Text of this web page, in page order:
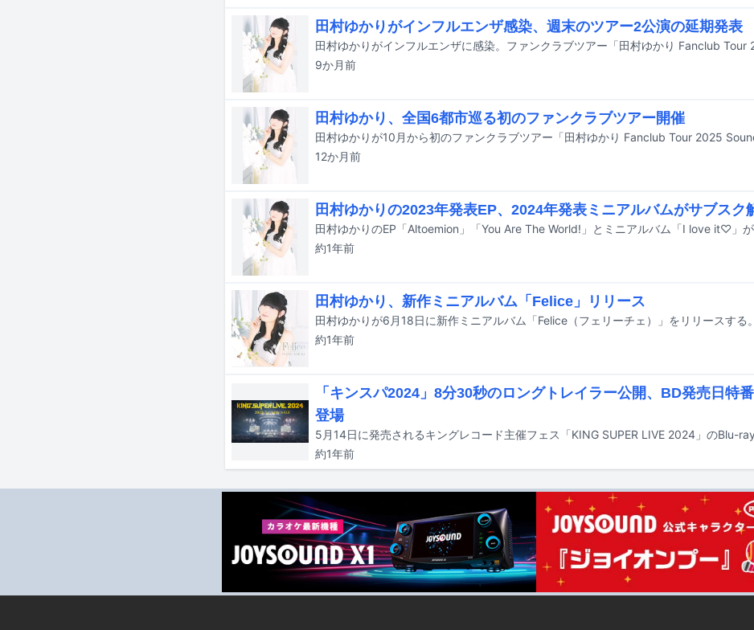
田村ゆかりがインフルエンザ感染、週末のツアー2公演の延期発表
9か月前
田村ゆかり、全国6都市巡る初のファンクラブツアー開催
12か月前
田村ゆかりの2023年発表EP、2024年発表ミニアルバムがサブスク
約1年前
田村ゆかり、新作ミニアルバム「Felice」リリース
田村ゆかりが6月18日に新作ミニアルバム「Felice（フェリーチェ）」をリリースする。
約1年前
「キンスパ2024」8分30秒のロングトレイラー公開、BD発売日特
登場
約1年前